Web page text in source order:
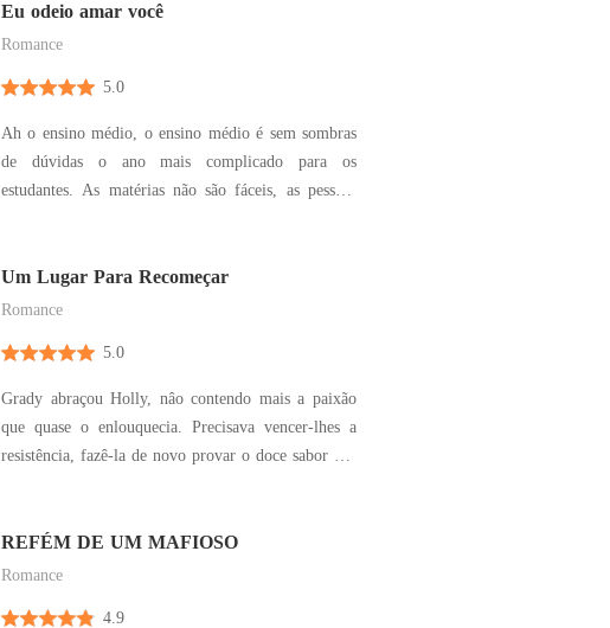
princípio descobre sobre o bebê, mas o quê mais
Marina não está diz
Eu odeio amar você
Romance
5.0
Ah o ensino médio, o ensino médio é sem sombras
de dúvidas o ano mais complicado para os
estudantes. As matérias não são fáceis, as pessoas
nesse último ano escolar e ela quase não consegue
acreditar no ta
Um Lugar Para Recomeçar
Romance
5.0
Grady abraçou Holly, nâo contendo mais a paixão
que quase o enlouquecia. Precisava vencer-lhes a
resistência, fazê-la de novo provar o doce sabor dos
Holly fugiu de suas carícias... Por quê? perguntou-
se
REFÉM DE UM MAFIOSO
Romance
4.9